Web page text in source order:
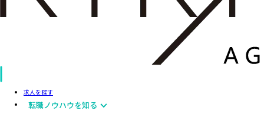
求人を探す
転職ノウハウを知る